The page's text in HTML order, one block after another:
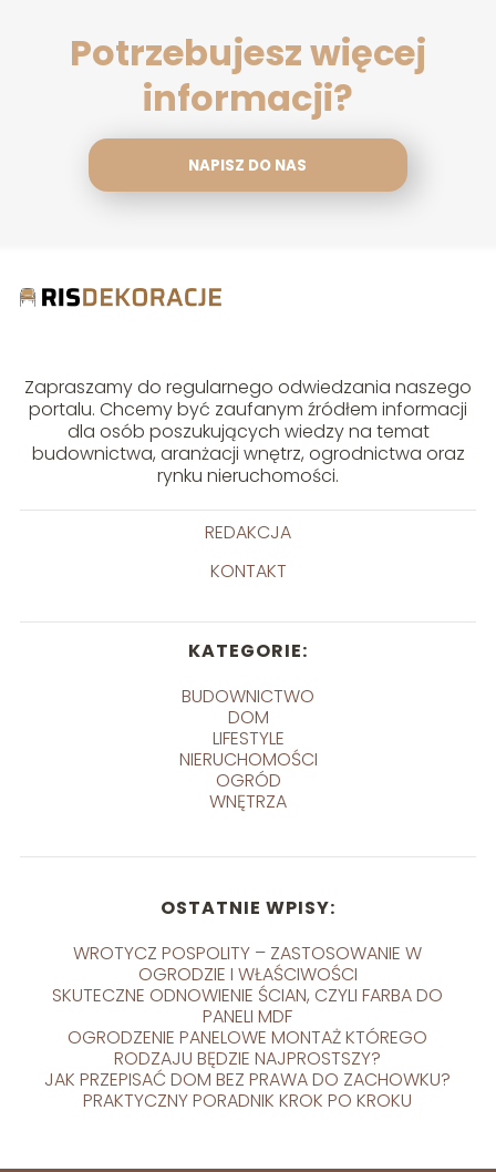
Potrzebujesz więcej
informacji?
NAPISZ DO NAS
Zapraszamy do regularnego odwiedzania naszego
portalu. Chcemy być zaufanym źródłem informacji
dla osób poszukujących wiedzy na temat
budownictwa, aranżacji wnętrz, ogrodnictwa oraz
rynku nieruchomości.
REDAKCJA
KONTAKT
KATEGORIE:
BUDOWNICTWO
DOM
LIFESTYLE
NIERUCHOMOŚCI
OGRÓD
WNĘTRZA
OSTATNIE WPISY:
WROTYCZ POSPOLITY – ZASTOSOWANIE W
OGRODZIE I WŁAŚCIWOŚCI
SKUTECZNE ODNOWIENIE ŚCIAN, CZYLI FARBA DO
PANELI MDF
OGRODZENIE PANELOWE MONTAŻ KTÓREGO
RODZAJU BĘDZIE NAJPROSTSZY?
JAK PRZEPISAĆ DOM BEZ PRAWA DO ZACHOWKU?
PRAKTYCZNY PORADNIK KROK PO KROKU